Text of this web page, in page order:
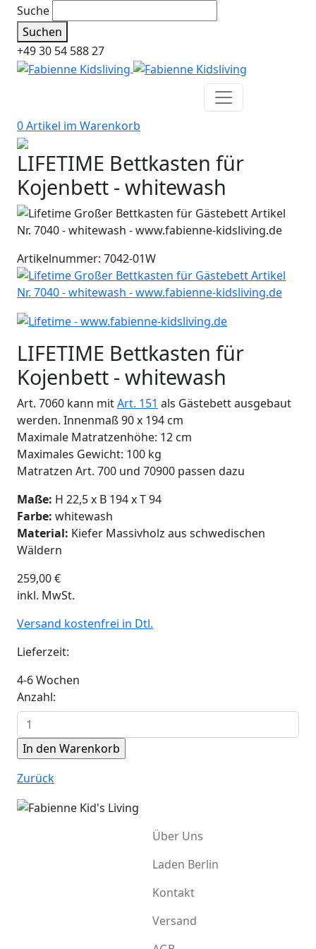
Suche
Suchen
+49 30 54 588 27
0 Artikel im Warenkorb
LIFETIME Bettkasten für
Kojenbett - whitewash
Artikelnummer: 7042-01W
LIFETIME Bettkasten für
Kojenbett - whitewash
Art. 7060 kann mitArt. 151 als Gästebett ausgebaut
werden. Innenmaß 90 x 194 cm
Maximale Matratzenhöhe: 12 cm
Maximales Gewicht: 100 kg
Matratzen Art. 700 und 70900 passen dazu
Maße: H 22,5 x B 194 x T 94
Farbe: whitewash
Material: Kiefer Massivholz aus schwedischen
Wäldern
259,00€
inkl. MwSt.
Versand kostenfrei in Dtl.
Lieferzeit:
4-6 Wochen
Anzahl:
Zurück
Über Uns
Laden Berlin
Kontakt
Versand